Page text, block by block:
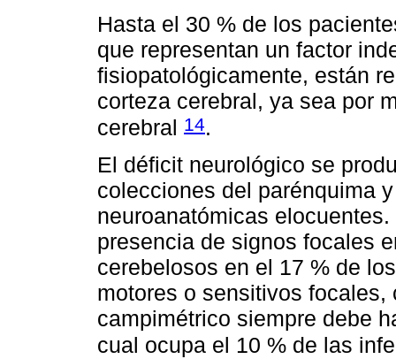
Hasta el 30 % de los
que representan un factor
fisiopatológicamente, están
corteza cerebral, ya sea por
cerebral 14.
El déficit neurológico se
colecciones del parénquima
neuroanatómicas
presencia de signos focales
cerebelosos en el 17 % de
motores o sensitivos
campimétrico siempre debe
cual ocupa el 10 % de las